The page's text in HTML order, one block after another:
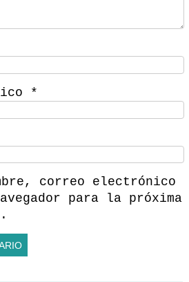
*
correo electrónico
para la próxima